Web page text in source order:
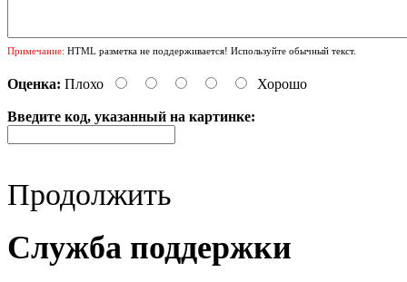
Примечание: HTML разметка не поддерживается! Используйте обычный текст.
Оценка: Плохо Хорошо
Введите код, указанный на картинке:
Продолжить
Служба поддержки